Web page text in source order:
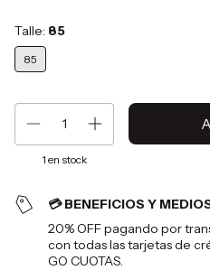
Talle: 85
85
1 en stock
💳 BENEFICIOS Y
20% OFF pagando por
con todas las tarjetas de
GO CUOTAS.